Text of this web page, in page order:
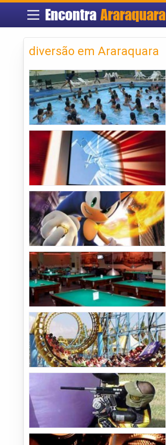
Encontra Araraquara
diversão em Araraquara